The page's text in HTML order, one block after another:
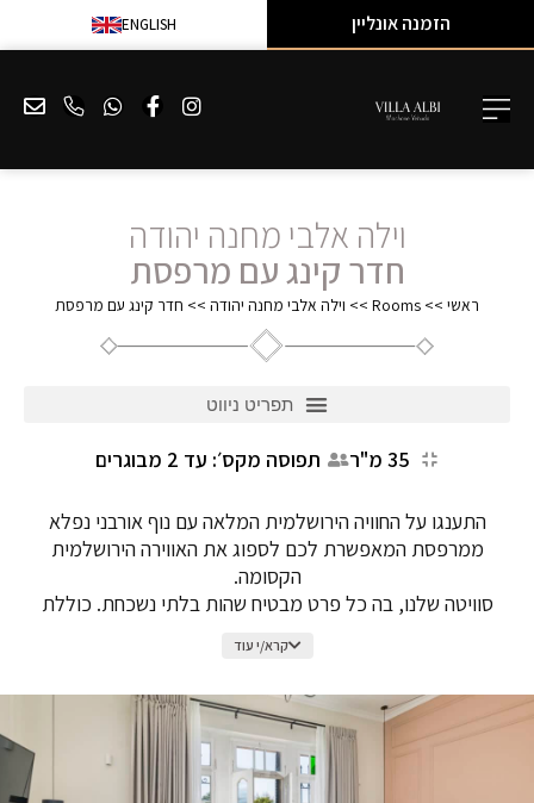
הזמנה אונליין ENGLISH
וילה אלבי מחנה יהודה
חדר קינג עם מרפסת
>>
Rooms
>>וילה אלבי מחנה יהודה >>חדר קינג עם מרפסת
35 מ"ר תפוסה מקס׳: עד 2 מבוגרים
התענגו על החוויה הירושלמית המלאה עם נוף אורבני נפלא
ממרפסת המאפשרת לכם לספוג את האווירה הירושלמית
הקסומה.
סוויטה שלנו, בה כל פרט מבטיח שהות בלתי נשכחת. כוללת
יוקרתיים, מה שמבטיח שנת לילה חלומית.
מקצועי, מגבות רכות, נעלי בית, חלוק רחצה נעים ומוצרי
טיפוח יוקרתיים.
קרא/י עוד